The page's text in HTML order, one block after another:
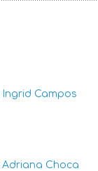
Ingrid Campos
Adriana Choca